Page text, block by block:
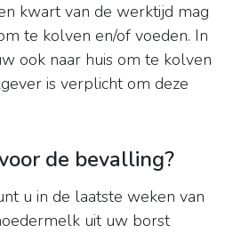
kwart van de werktijd mag
te kolven en/of voeden. In
ook naar huis om te kolven
is verplicht om deze
de bevalling?
u in de laatste weken van
uit uw borst